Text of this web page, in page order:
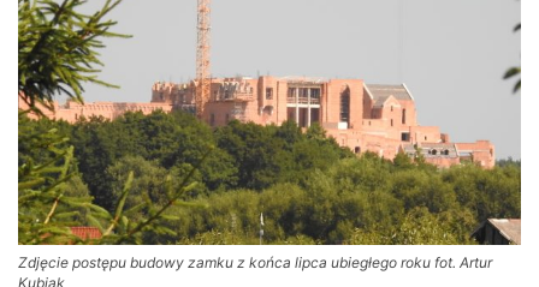
Zdjęcie postępu budowy zamku z końca lipca ubiegłego roku fot. Artur
Kubiak